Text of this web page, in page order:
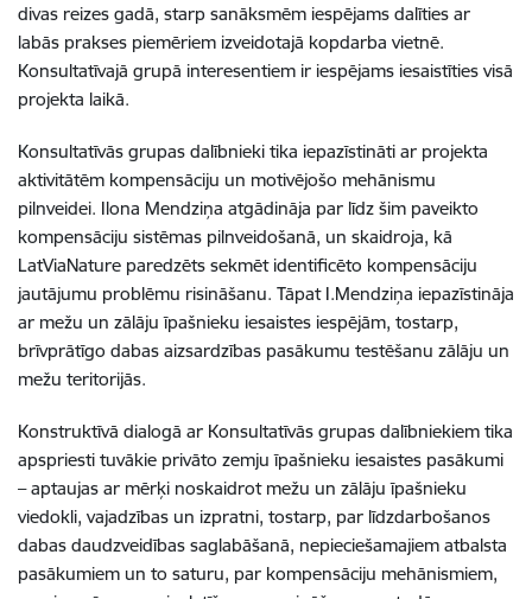
divas reizes gadā, starp sanāksmēm iespējams dalīties ar
labās prakses piemēriem izveidotajā kopdarba vietnē.
Konsultatīvajā grupā interesentiem ir iespējams iesaistīties visā
projekta laikā.
Konsultatīvās grupas dalībnieki tika iepazīstināti ar projekta
aktivitātēm kompensāciju un motivējošo mehānismu
pilnveidei. Ilona Mendziņa atgādināja par līdz šim paveikto
kompensāciju sistēmas pilnveidošanā, un skaidroja, kā
LatViaNature paredzēts sekmēt identificēto kompensāciju
jautājumu problēmu risināšanu. Tāpat I.Mendziņa iepazīstināja
ar mežu un zālāju īpašnieku iesaistes iespējām, tostarp,
brīvprātīgo dabas aizsardzības pasākumu testēšanu zālāju un
mežu teritorijās.
Konstruktīvā dialogā ar Konsultatīvās grupas dalībniekiem tika
apspriesti tuvākie privāto zemju īpašnieku iesaistes pasākumi
– aptaujas ar mērķi noskaidrot mežu un zālāju īpašnieku
viedokli, vajadzības un izpratni, tostarp, par līdzdarbošanos
dabas daudzveidības saglabāšanā, nepieciešamajiem atbalsta
pasākumiem un to saturu, par kompensāciju mehānismiem,